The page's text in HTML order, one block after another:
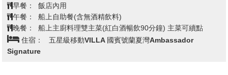
12:45 – 14:00在蘭夏灣上乘坐頂級遊輪欣賞雄偉的石灰
岩山景緻的同時享用豐盛的午餐。
15:00 – 16:30行程中的第一個旅遊景點是越海漁村,這裡
擁有獨特傳統文化價值的優美和安靜的自然風景。在這
裡,遊客有機會探索當地的民居生活,參觀漁湖、養蜂
早餐：
飯店內用
午餐：
船上自助餐(含無酒精飲料)
晚餐：
船上主廚料理雙主菜(紅白酒暢飲90分鐘) 主菜可續點
住宿：
五星級移動VILLA 國賓號蘭夏灣Ambassador
Signature